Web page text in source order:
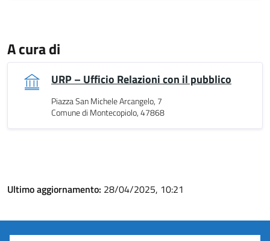
A cura di
URP – Ufficio Relazioni con il pubblico
Piazza San Michele Arcangelo, 7
Comune di Montecopiolo, 47868
Ultimo aggiornamento: 28/04/2025, 10:21